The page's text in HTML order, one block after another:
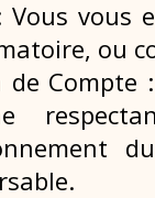
Vous vous
ou
de